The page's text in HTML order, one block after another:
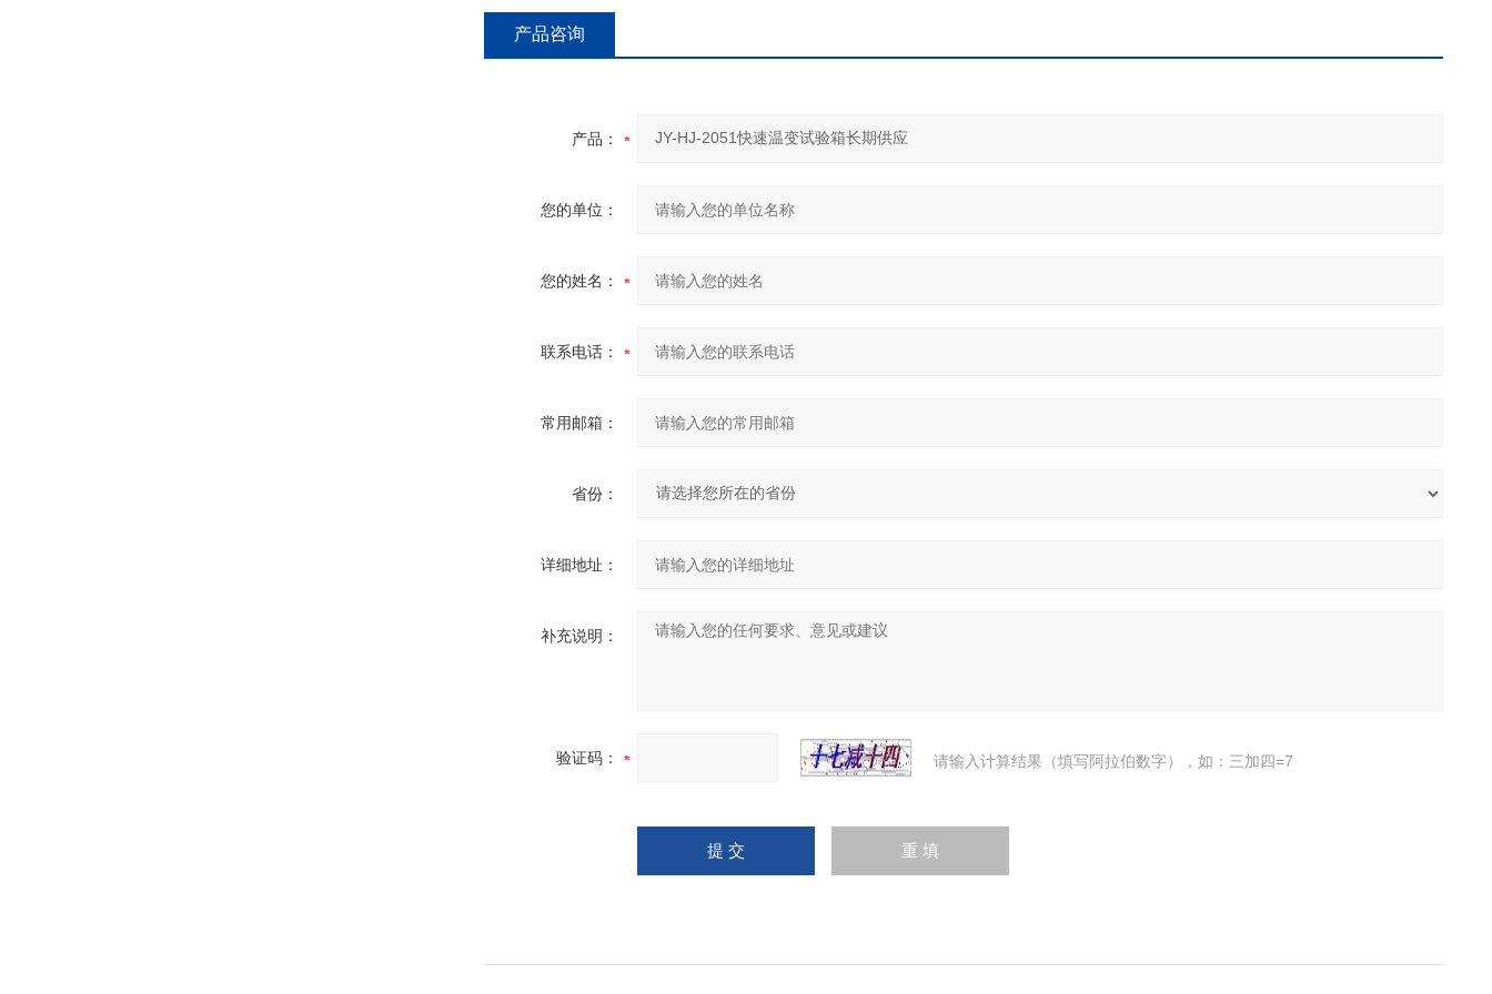
产品咨询
产品：
您的单位：
您的姓名：
联系电话：
常用邮箱：
省份：
详细地址：
补充说明：
验证码： 请输入计算结果（填写阿拉伯数字），如：三加四=7